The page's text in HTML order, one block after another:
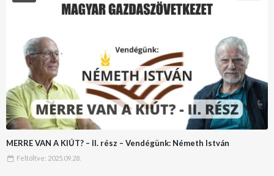
MERRE VAN A KIÚT? – II. rész – Vendégünk: Németh István
Feltöltve: 2025.09.28.